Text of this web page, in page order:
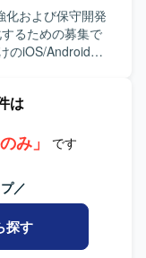
化および保守開発
るための募集で
定しており、チ
チャ方針を理解
ましいです。ま
ョンを取りなが
ジショ
フォームアプリ
は
み」 です
／
探す